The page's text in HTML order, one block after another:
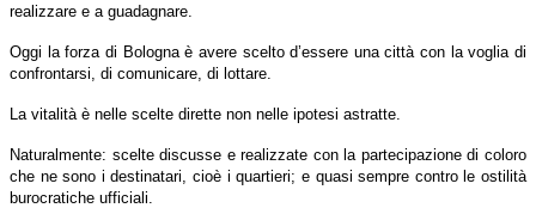
realizzare e a guadagnare.
Oggi la forza di Bologna è avere scelto d’essere una città con la voglia di
confrontarsi, di comunicare, di lottare.
La vitalità è nelle scelte dirette non nelle ipotesi astratte.
Naturalmente: scelte discusse e realizzate con la partecipazione di coloro
che ne sono i destinatari, cioè i quartieri; e quasi sempre contro le ostilità
burocratiche ufficiali.